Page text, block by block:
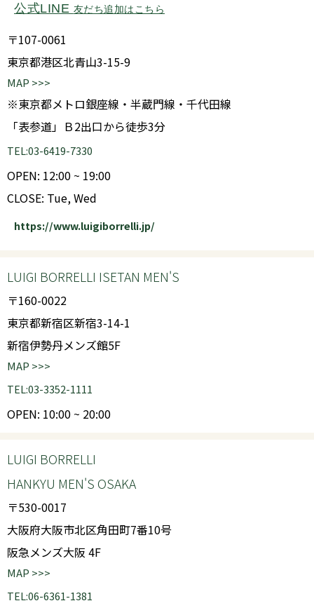
公式LINE 友だち追加はこちら
〒107-0061
東京都港区北青山3-15-9
MAP >>>
※東京都メトロ銀座線・半蔵門線・千代田線
「表参道」Ｂ2出口から徒歩3分
TEL:03-6419-7330
OPEN: 12:00 ~ 19:00
CLOSE: Tue, Wed
https://www.luigiborrelli.jp/
LUIGI BORRELLI ISETAN MEN'S
〒160-0022
東京都新宿区新宿3-14-1
新宿伊勢丹メンズ館5F
MAP >>>
TEL:03-3352-1111
OPEN: 10:00 ~ 20:00
LUIGI BORRELLI
HANKYU MEN'S OSAKA
〒530-0017
大阪府大阪市北区角田町7番10号
阪急メンズ大阪 4F
MAP >>>
TEL:06-6361-1381